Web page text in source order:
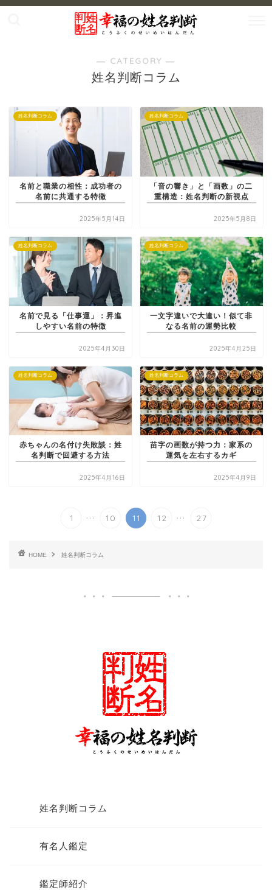
― CATEGORY ―
姓名判断コラム
姓名判断コラム
名前と職業の相性：成功者の
名前に共通する特徴
2025年5月14日
姓名判断コラム
「音の響き」と「画数」の二
重構造：姓名判断の新視点
2025年5月8日
姓名判断コラム
名前で見る「仕事運」：昇進
しやすい名前の特徴
2025年4月30日
姓名判断コラム
一文字違いで大違い！似て非
なる名前の運勢比較
2025年4月25日
姓名判断コラム
赤ちゃんの名付け失敗談：姓
名判断で回避する方法
2025年4月16日
姓名判断コラム
苗字の画数が持つ力：家系の
運気を左右するカギ
2025年4月9日
1 ... 10 11 12 ... 27
HOME 姓名判断コラム
姓名判断コラム
有名人鑑定
鑑定師紹介